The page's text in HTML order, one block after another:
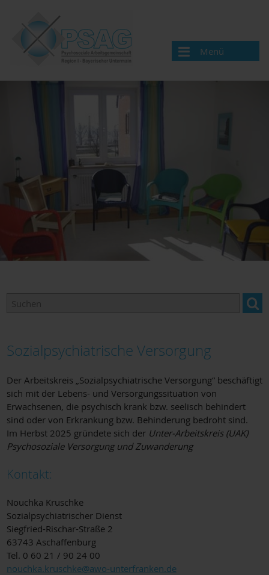
Menü
Wir über uns
Arbeitskreise
Sozialpsychiatrische Versorgung
Gerontopsychiatrie
Psychische Gesundheit von Kindern und Jugendlichen
Adressen & Links
Sozialpsychiatrische Versorgung
Der Arbeitskreis „Sozialpsychiatrische Versorgung“ beschäftigt
sich mit der Lebens- und Versorgungssituation von
Erwachsenen, die psychisch krank bzw. seelisch behindert
sind oder von Erkrankung bzw. Behinderung bedroht sind.
Im Herbst 2025 gründete sich der Unter-Arbeitskreis (UAK)
Psychosoziale Versorgung und Zuwanderung
Kontakt:
Nouchka Kruschke
Sozialpsychiatrischer Dienst
Siegfried-Rischar-Straße 2
63743 Aschaffenburg
Tel. 0 60 21 / 90 24 00
nouchka.kruschke@awo-unterfranken.de